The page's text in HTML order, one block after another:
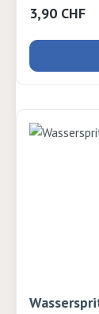
Blasring für
Regulärer
3,90 CHF